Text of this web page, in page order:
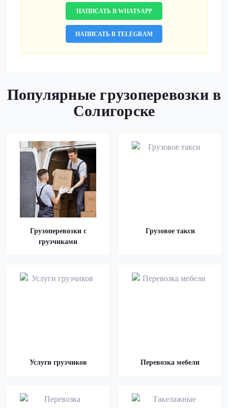
НАПИСАТЬ В WHATSAPP
НАПИСАТЬ В TELEGRAM
Популярные грузоперевозки в
Солигорске
Грузоперевозки с
грузчиками
Грузовое такси
Услуги грузчиков Перевозка мебели